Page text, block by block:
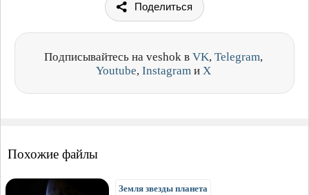
Поделиться
Подписывайтесь на veshok в VK, Telegram,
Youtube, Instagram и X
Похожие файлы
Земля звезды планета